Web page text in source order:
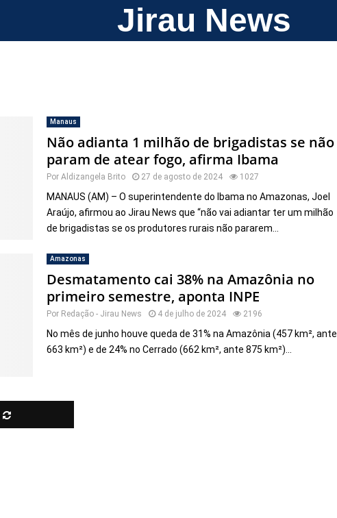
Jirau News
Manaus
Não adianta 1 milhão de brigadistas se não
param de atear fogo, afirma Ibama
Por Aldizangela Brito 27 de agosto de 2024 1027
MANAUS (AM) – O superintendente do Ibama no Amazonas, Joel
Araújo, afirmou ao Jirau News que “não vai adiantar ter um milhão
de brigadistas se os produtores rurais não pararem...
Amazonas
Desmatamento cai 38% na Amazônia no
primeiro semestre, aponta INPE
Por Redação - Jirau News 4 de julho de 2024 2196
No mês de junho houve queda de 31% na Amazônia (457 km², ante
663 km²) e de 24% no Cerrado (662 km², ante 875 km²)...